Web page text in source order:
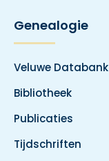
Genealogie
Veluwe Databank
Bibliotheek
Publicaties
Tijdschriften